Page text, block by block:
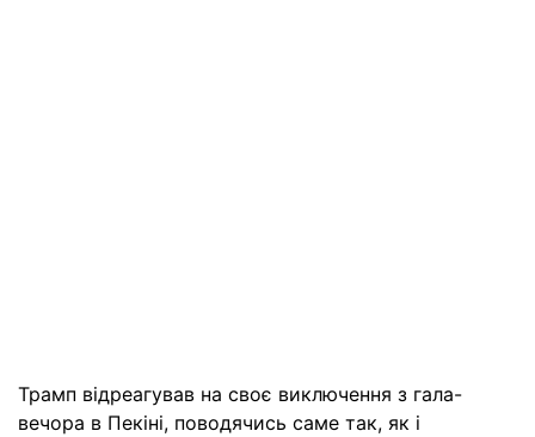
Трамп відреагував на своє виключення з гала-
вечора в Пекіні, поводячись саме так, як і